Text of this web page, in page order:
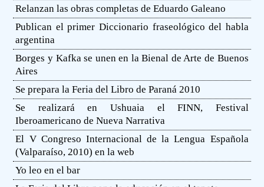
Relanzan las obras completas de Eduardo Galeano
Publican el primer Diccionario fraseológico del habla
argentina
Borges y Kafka se unen en la Bienal de Arte de Buenos
Aires
Se prepara la Feria del Libro de Paraná 2010
Se realizará en Ushuaia el FINN, Festival
Iberoamericano de Nueva Narrativa
El V Congreso Internacional de la Lengua Española
(Valparaíso, 2010) en la web
Yo leo en el bar